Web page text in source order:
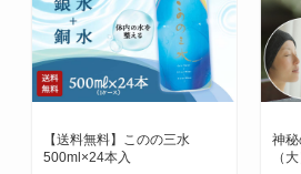
【送料無料】このの三水
500ml×24本入
神
（